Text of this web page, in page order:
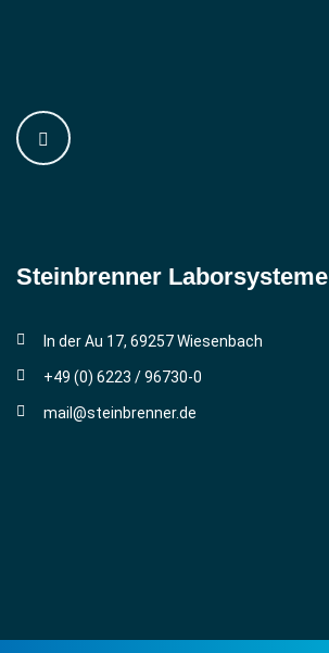
Steinbrenner ­Laborsysteme
In der Au 17, 69257 Wiesenbach
+49 (0) 6223 / 96730-0
mail@steinbrenner.de